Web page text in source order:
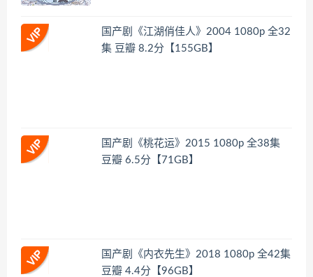
国产剧《江湖俏佳人》2004 1080p 全32
集 豆瓣 8.2分【155GB】
国产剧《桃花运》2015 1080p 全38集
豆瓣 6.5分【71GB】
国产剧《内衣先生》2018 1080p 全42集
豆瓣 4.4分【96GB】